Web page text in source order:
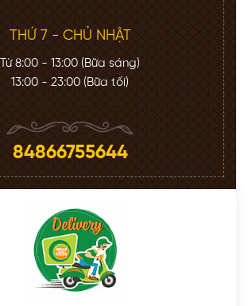
THỨ 7 - CHỦ NHẬT
Từ 8:00 - 13:00 (Bữa sáng)
13:00 - 23:00 (Bữa tối)
84866755644